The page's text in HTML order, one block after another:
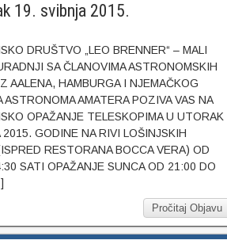
19. svibnja 2015.
DRUŠTVO „LEO BRENNER“ – MALI
SA ČLANOVIMA ASTRONOMSKIH
AALENA, HAMBURGA I NJEMAČKOG
ASTRONOMA AMATERA POZIVA VAS NA
OPAŽANJE TELESKOPIMA U UTORAK
2015. GODINE NA RIVI LOŠINJSKIH
RESTORANA BOCCA VERA) OD
SATI OPAŽANJE SUNCA OD 21:00 DO
Pročitaj Objavu